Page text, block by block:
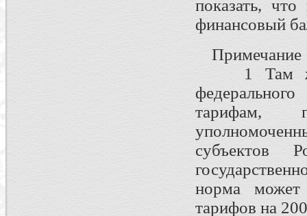
показать,
финансовый
Примечание
1 Там же
тарифам,
субъектов
норма может
тарифов на